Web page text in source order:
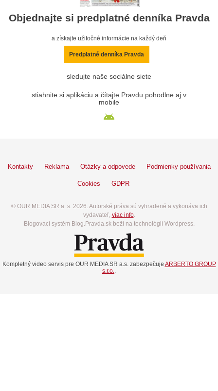
Objednajte si predplatné denníka Pravda
a získajte užitočné informácie na každý deň
Predplatné denníka Pravda
sledujte naše sociálne siete
stiahnite si aplikáciu a čítajte Pravdu pohodlne aj v
mobile
Kontakty Reklama Otázky a odpovede Podmienky používania
Cookies GDPR
© OUR MEDIA SR a. s. 2026. Autorské práva sú vyhradené a vykonáva ich
vydavateľ, viac info.
Blogovací systém Blog.Pravda.sk beží na technológií Wordpress.
Kompletný video servis pre OUR MEDIA SR a.s. zabezpečuje ARBERTO GROUP
s.r.o.